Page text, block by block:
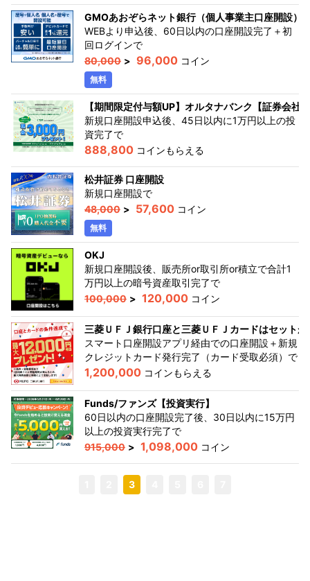
GMOあおぞらネット銀行（個人事業主口座開設）
WEBより申込後、60日以内の口座開設完了＋初
回ログインで
80,000 > 96,000 コイン
無料
【期間限定付与額UP】オルタナバンク【証券会社
新規口座開設申込後、45日以内に1万円以上の投
資完了で
888,800 コインもらえる
松井証券 口座開設
新規口座開設で
48,000 > 57,600 コイン
無料
OKJ
新規口座開設後、販売所or取引所or積立で合計1
万円以上の暗号資産取引完了で
100,000 > 120,000 コイン
三菱ＵＦＪ銀行口座と三菱ＵＦＪカードはセットが
スマート口座開設アプリ経由での口座開設＋新規
クレジットカード発行完了（カード受取必須） で
1,200,000 コインもらえる
Funds/ファンズ【投資実行】
60日以内の口座開設完了後、30日以内に15万円
以上の投資実行完了で
915,000 > 1,098,000 コイン
3